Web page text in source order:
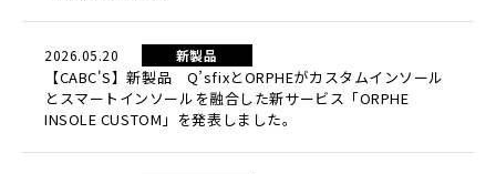
2026.05.20 新製品
【CABC'S】新製品 Q’sfixとORPHEがカスタムインソール
とスマートインソールを融合した新サービス「ORPHE
INSOLE CUSTOM」を発表しました。